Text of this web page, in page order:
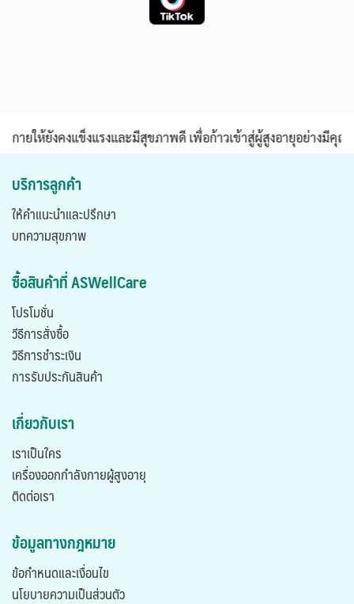
งคงแข็งแรงและมีสุขภาพดี เพื่อก้าวเข้าสู่ผู้สูงอายุอย่างมีคุณภาพ
บริการลูกค้า
ให้คำแนะนำและปรึกษา
บทความสุขภาพ
ซื้อสินค้าที่ ASWellCare
โปรโมชั่น
วีธีการสั่งซื้อ
วิธีการชำระเงิน
การรับประกันสินค้า
เกี่ยวกับเรา
เราเป็นใคร
เครื่องออกกำลังกายผู้สูงอายุ
ติดต่อเรา
ข้อมูลทางกฎหมาย
ข้อกำหนดและเงื่อนไข
นโยบายความเป็นส่วนตัว